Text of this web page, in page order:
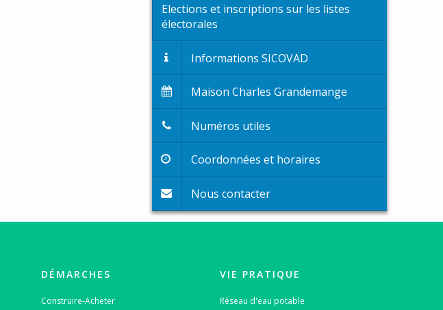
Elections et inscriptions sur les listes
électorales
Informations SICOVAD
Maison Charles Grandemange
Numéros utiles
Coordonnées et horaires
Nous contacter
DÉMARCHES
Construire-Acheter
VIE PRATIQUE
Réseau d'eau potable